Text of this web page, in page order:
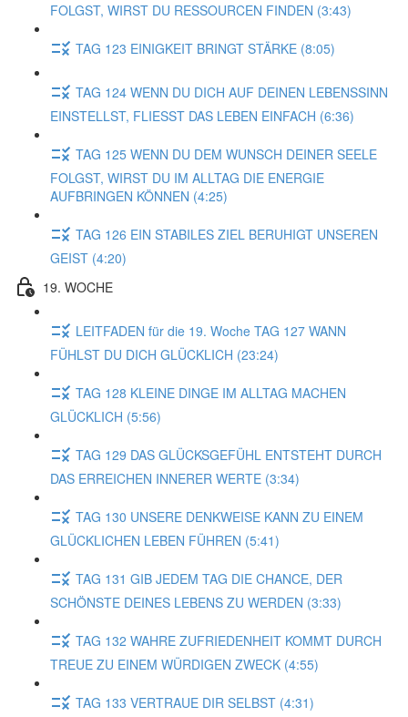
FOLGST, WIRST DU RESSOURCEN FINDEN (3:43)
TAG 123 EINIGKEIT BRINGT STÄRKE (8:05)
TAG 124 WENN DU DICH AUF DEINEN LEBENSSINN
EINSTELLST, FLIESST DAS LEBEN EINFACH (6:36)
TAG 125 WENN DU DEM WUNSCH DEINER SEELE
FOLGST, WIRST DU IM ALLTAG DIE ENERGIE
AUFBRINGEN KÖNNEN (4:25)
TAG 126 EIN STABILES ZIEL BERUHIGT UNSEREN
GEIST (4:20)
19. WOCHE
LEITFADEN für die 19. Woche TAG 127 WANN
FÜHLST DU DICH GLÜCKLICH (23:24)
TAG 128 KLEINE DINGE IM ALLTAG MACHEN
GLÜCKLICH (5:56)
TAG 129 DAS GLÜCKSGEFÜHL ENTSTEHT DURCH
DAS ERREICHEN INNERER WERTE (3:34)
TAG 130 UNSERE DENKWEISE KANN ZU EINEM
GLÜCKLICHEN LEBEN FÜHREN (5:41)
TAG 131 GIB JEDEM TAG DIE CHANCE, DER
SCHÖNSTE DEINES LEBENS ZU WERDEN (3:33)
TAG 132 WAHRE ZUFRIEDENHEIT KOMMT DURCH
TREUE ZU EINEM WÜRDIGEN ZWECK (4:55)
TAG 133 VERTRAUE DIR SELBST (4:31)